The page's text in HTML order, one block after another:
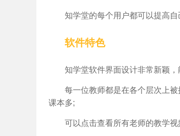
知学堂的每个用户都可以提高
软件特色
知学堂软件界面设计非常新颖
每一位教师都是在各个层次上
课本多;
可以点击查看所有老师的教学